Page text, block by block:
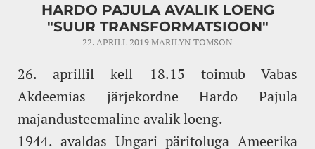
HARDO PAJULA AVALIK LOENG
"SUUR TRANSFORMATSIOON"
22. APRILL 2019MARILYN TOMSON
26. aprillil kell 18.15 toimub Vabas
Akdeemias järjekordne Hardo Pajula
majandusteemaline avalik loeng.
1944. avaldas Ungari päritoluga Ameerika